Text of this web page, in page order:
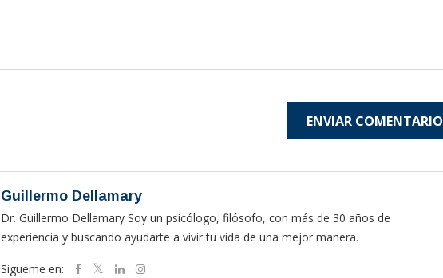
ENVIAR COMENTARIO
Guillermo Dellamary
Dr. Guillermo Dellamary Soy un psicólogo, filósofo, con más de 30 años de
experiencia y buscando ayudarte a vivir tu vida de una mejor manera.
Sigueme en: